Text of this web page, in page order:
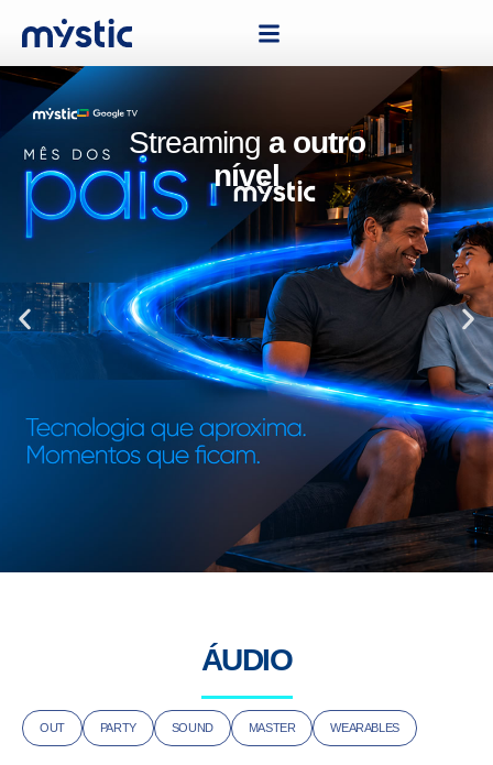
Streaming a outro
nível
ÁUDIO
OUT PARTY SOUND MASTER WEARABLES